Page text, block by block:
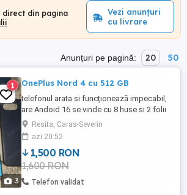
direct din pagina
Vezi anunțuri
cu livrare
Anunțuri pe pagină: 20 50
3
1 OnePlus Nord 4 cu 512 GB
telefonul arata si funcționează impecabil,
are Andoid 16 se vinde cu 8 huse si 2 folii
hidrogel pentru display
Resita, Caras-Severin
azi 20:52
1,500 RON
1,600 RON
Telefon validat